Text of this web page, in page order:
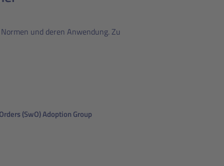
und deren Anwendung. Zu
(SwO) Adoption Group